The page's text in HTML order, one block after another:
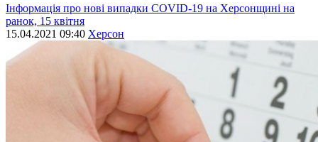
Інформація про нові випадки СОVID-19 на Херсонщині на
ранок, 15 квітня
15.04.2021 09:40 Херсон